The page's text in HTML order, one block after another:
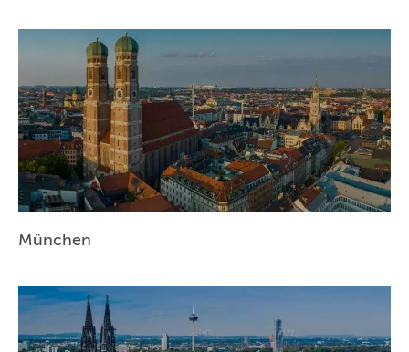
München